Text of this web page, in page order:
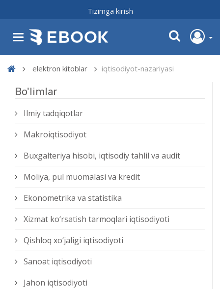
Tizimga kirish
elektron kitoblar iqtisodiyot-nazariyasi
Bo'limlar
Ilmiy tadqiqotlar
Makroiqtisodiyot
Buxgalteriya hisobi, iqtisodiy tahlil va audit
Moliya, pul muomalasi va kredit
Ekonometrika va statistika
Xizmat kо‘rsatish tarmoqlari iqtisodiyoti
Qishloq xо‘jaligi iqtisodiyoti
Sanoat iqtisodiyoti
Jahon iqtisodiyoti